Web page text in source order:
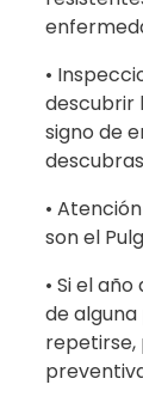
•
descubrir
signo de
•
son el
• Si el
de alguna